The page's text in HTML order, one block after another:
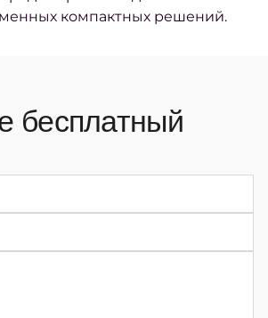
компактных решений.
бесплатный